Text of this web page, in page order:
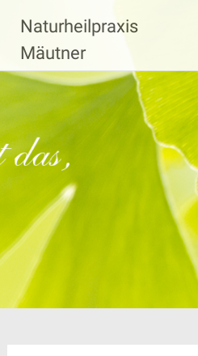
Inhalt
springen
Naturheilpraxis
Mäutner